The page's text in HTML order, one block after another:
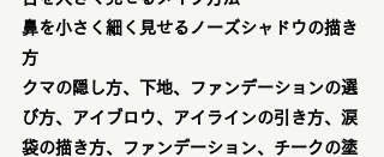
鼻を小さく細く見せるノーズシャドウの描き
方
クマの隠し方、下地、ファンデーションの選
び方、アイブロウ、アイラインの引き方、涙
袋の描き方、ファンデーション、チークの塗